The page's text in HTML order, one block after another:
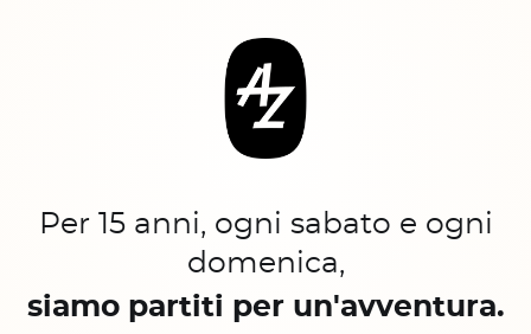
Per 15 anni, ogni sabato e ogni
domenica,
siamo partiti per un'avventura.